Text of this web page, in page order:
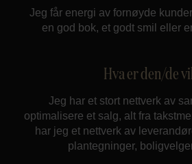
Jeg får energi av fornøyde
en god bok, et godt smil eller
Hva er den/de
Jeg har et stort nettverk av
optimalisere et salg, alt fra
har jeg et nettverk av
plantegninger,